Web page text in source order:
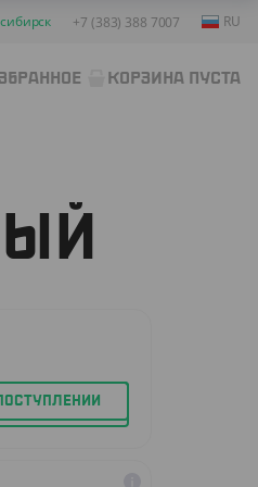
+7 (383) 388 7007 RU
КОРЗИНА ПУСТА